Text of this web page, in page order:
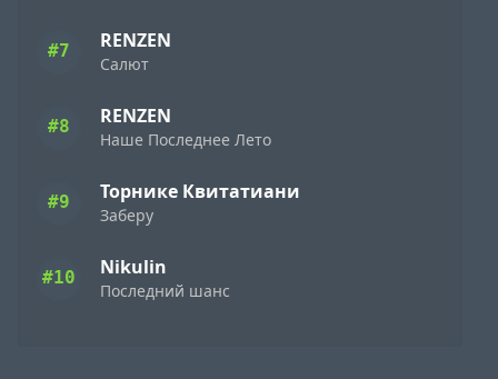
#7 RENZEN
Салют
#8 RENZEN
Наше Последнее Лето
#9 Торнике Квитатиани
Заберу
#10 Nikulin
Последний шанс